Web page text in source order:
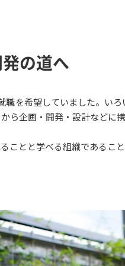
の道へ
を希望していました。い
ら企画・開発・設計などに
ことと学べる組織であること